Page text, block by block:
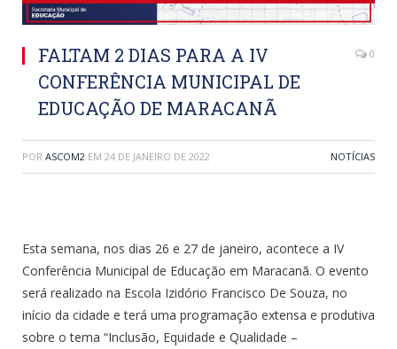
FALTAM 2 DIAS PARA A IV
CONFERÊNCIA MUNICIPAL DE
EDUCAÇÃO DE MARACANÃ
0
POR ASCOM2 EM 24 DE JANEIRO DE 2022 NOTÍCIAS
Esta semana, nos dias 26 e 27 de janeiro, acontece a IV
Conferência Municipal de Educação em Maracanã. O evento
será realizado na Escola Izidório Francisco De Souza, no
início da cidade e terá uma programação extensa e produtiva
sobre o tema “Inclusão, Equidade e Qualidade –